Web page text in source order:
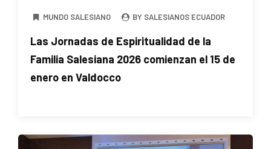
MUNDO SALESIANO BY SALESIANOS ECUADOR
Las Jornadas de Espiritualidad de la
Familia Salesiana 2026 comienzan el 15 de
enero en Valdocco